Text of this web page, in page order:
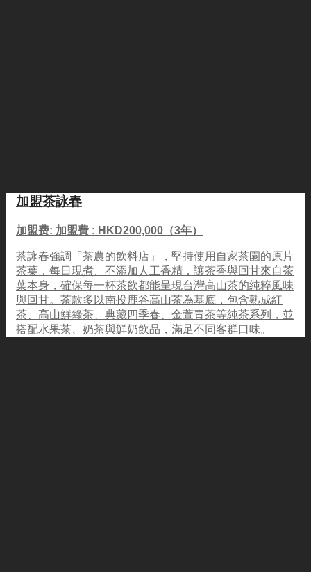
加盟茶詠春
加盟费: 加盟費 : HKD200,000（3年）
茶詠春強調「茶農的飲料店」，堅持使用自家茶園的原片
茶葉，每日現煮、不添加人工香精，讓茶香與回甘來自茶
葉本身，確保每一杯茶飲都能呈現台灣高山茶的純粹風味
與回甘。茶款多以南投鹿谷高山茶為基底，包含熟成紅
茶、高山鮮綠茶、典藏四季春、金萱青茶等純茶系列，並
搭配水果茶、奶茶與鮮奶飲品，滿足不同客群口味。